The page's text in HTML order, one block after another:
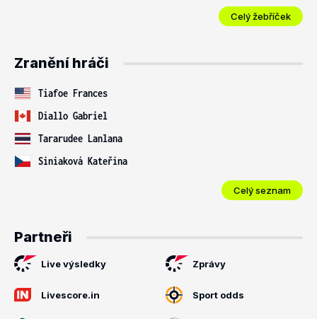
Celý žebříček
Zranění hráči
Tiafoe Frances
Diallo Gabriel
Tararudee Lanlana
Siniaková Kateřina
Celý seznam
Partneři
Live výsledky Zprávy
Livescore.in Sport odds